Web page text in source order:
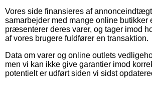
Vores side finansieres af
samarbejder med mange online butikker
præsenterer deres varer, og tager imod
af vores brugere fuldfører en transaktion.
Data om varer og online outlets
men vi kan ikke give garantier imod
potentielt er udført siden vi sidst